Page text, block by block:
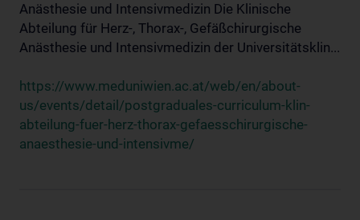
Anästhesie und Intensivmedizin Die Klinische
Abteilung für Herz-, Thorax-, Gefäßchirurgische
Anästhesie und Intensivmedizin der Universitätsklin...
https://www.meduniwien.ac.at/web/en/about-
us/events/detail/postgraduales-curriculum-klin-
abteilung-fuer-herz-thorax-gefaesschirurgische-
anaesthesie-und-intensivme/